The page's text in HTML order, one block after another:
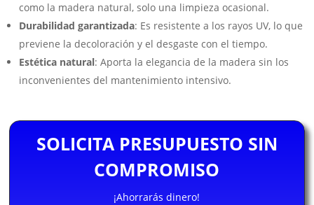
como la madera natural, solo una limpieza ocasional.
Durabilidad garantizada: Es resistente a los rayos UV, lo que
previene la decoloración y el desgaste con el tiempo.
Estética natural: Aporta la elegancia de la madera sin los
inconvenientes del mantenimiento intensivo.
SOLICITA PRESUPUESTO SIN
COMPROMISO
¡Ahorrarás dinero!